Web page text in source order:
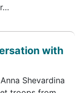
with
Shevardina